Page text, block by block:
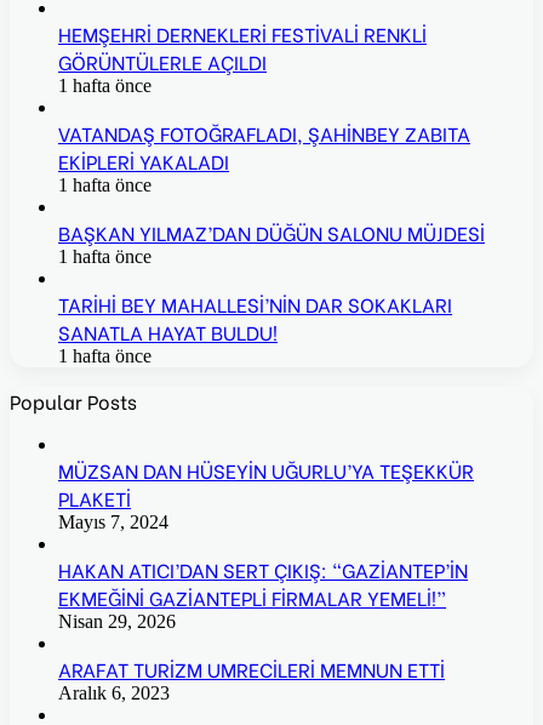
HEMŞEHRİ DERNEKLERİ FESTİVALİ RENKLİ
GÖRÜNTÜLERLE AÇILDI
1 hafta önce
VATANDAŞ FOTOĞRAFLADI, ŞAHİNBEY ZABITA
EKİPLERİ YAKALADI
1 hafta önce
BAŞKAN YILMAZ’DAN DÜĞÜN SALONU MÜJDESİ
1 hafta önce
TARİHİ BEY MAHALLESİ’NİN DAR SOKAKLARI
SANATLA HAYAT BULDU!
1 hafta önce
Popular Posts
MÜZSAN DAN HÜSEYİN UĞURLU’YA TEŞEKKÜR
PLAKETİ
Mayıs 7, 2024
HAKAN ATICI’DAN SERT ÇIKIŞ: “GAZİANTEP’İN
EKMEĞİNİ GAZİANTEPLİ FİRMALAR YEMELİ!”
Nisan 29, 2026
ARAFAT TURİZM UMRECİLERİ MEMNUN ETTİ
Aralık 6, 2023